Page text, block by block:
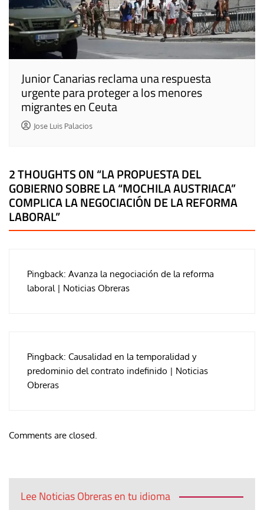
Junior Canarias reclama una respuesta
urgente para proteger a los menores
migrantes en Ceuta
Jose Luis Palacios
2 THOUGHTS ON “LA PROPUESTA DEL
GOBIERNO SOBRE LA “MOCHILA AUSTRIACA”
COMPLICA LA NEGOCIACIÓN DE LA REFORMA
LABORAL”
Pingback: Avanza la negociación de la reforma
laboral | Noticias Obreras
Pingback: Causalidad en la temporalidad y
predominio del contrato indefinido | Noticias
Obreras
Comments are closed.
Lee Noticias Obreras en tu idioma